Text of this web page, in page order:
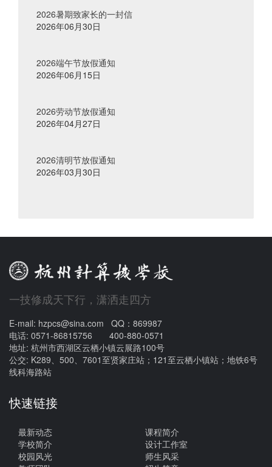
2026暑期致家长的一封信
2026年06月30日
2026端午节放假通知
2026年06月15日
2026劳动节放假通知
2026年04月27日
2026清明节放假通知
2026年03月30日
一技修成天下行，潇洒走四方
E-mail: hzpcs@sina.com QQ：869987
电话: 0571-86815756 400-880-0571
地址: 杭州市西湖区云栖小镇云展路100号
公交: K289、500、7601至贤家庄站；121至云栖小镇站；地铁6号
线科海路站
快速链接
最新动态
学校简介
校园风光
课程简介
设计工作室
师生风采